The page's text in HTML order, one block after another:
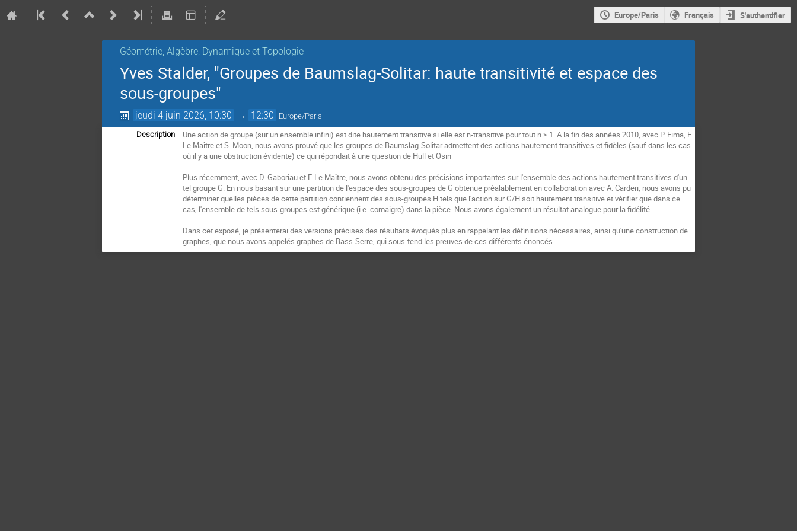
Europe/Paris Français S'authentifier
Géométrie, Algèbre, Dynamique et Topologie
Yves Stalder, "Groupes de Baumslag-Solitar: haute transitivité et espace des
sous-groupes"
jeudi 4 juin 2026, 10:30 → 12:30 Europe/Paris
Description
Une action de groupe (sur un ensemble infini) est dite hautement transitive si elle est n-transitive pour tout n ≥ 1. A la fin des années 2010, avec P. Fima, F.
Le Maître et S. Moon, nous avons prouvé que les groupes de Baumslag-Solitar admettent des actions hautement transitives et fidèles (sauf dans les cas
où il y a une obstruction évidente) ce qui répondait à une question de Hull et Osin
Plus récemment, avec D. Gaboriau et F. Le Maître, nous avons obtenu des précisions importantes sur l'ensemble des actions hautement transitives d'un
tel groupe G. En nous basant sur une partition de l'espace des sous-groupes de G obtenue préalablement en collaboration avec A. Carderi, nous avons pu
déterminer quelles pièces de cette partition contiennent des sous-groupes H tels que l'action sur G/H soit hautement transitive et vérifier que dans ce
cas, l'ensemble de tels sous-groupes est générique (i.e. comaigre) dans la pièce. Nous avons également un résultat analogue pour la fidélité
Dans cet exposé, je présenterai des versions précises des résultats évoqués plus en rappelant les définitions nécessaires, ainsi qu'une construction de
graphes, que nous avons appelés graphes de Bass-Serre, qui sous-tend les preuves de ces différents énoncés